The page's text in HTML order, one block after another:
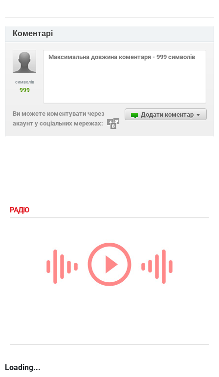
Коментарі
символів
999
Додати коментар
Ви можете коментувати через
акаунт у соціальних мережах:
РАДІО
Loading...